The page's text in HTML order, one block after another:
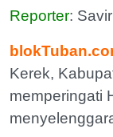
Reporter:
Kerek,
memperingati